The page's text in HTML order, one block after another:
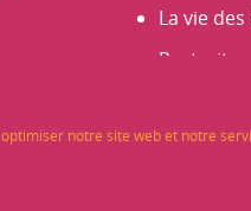
notre site web et notre
La vie
Portraits
Les